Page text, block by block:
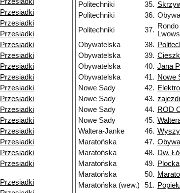
Przesiadki
Przesiadki
Przesiadki
Przesiadki
Przesiadki
Przesiadki
Przesiadki
Przesiadki
Przesiadki
Przesiadki
Przesiadki
Przesiadki
Przesiadki
Przesiadki
Przesiadki
Przesiadki
Politechniki 35.
Politechniki
36.
Politechniki
37.
Obywatelska
38.
Obywatelska
39.
Obywatelska
40. Jana
Obywatelska
41. Nowe
Nowe Sady
42.
Nowe Sady
43.
Nowe Sady
44. ROD
Nowe Sady
45.
Waltera-Janke
46.
Maratońska
47.
Maratońska
48. Dw.
Maratońska
49. Plocka
Maratońska
50.
Maratońska (wew.)
51.